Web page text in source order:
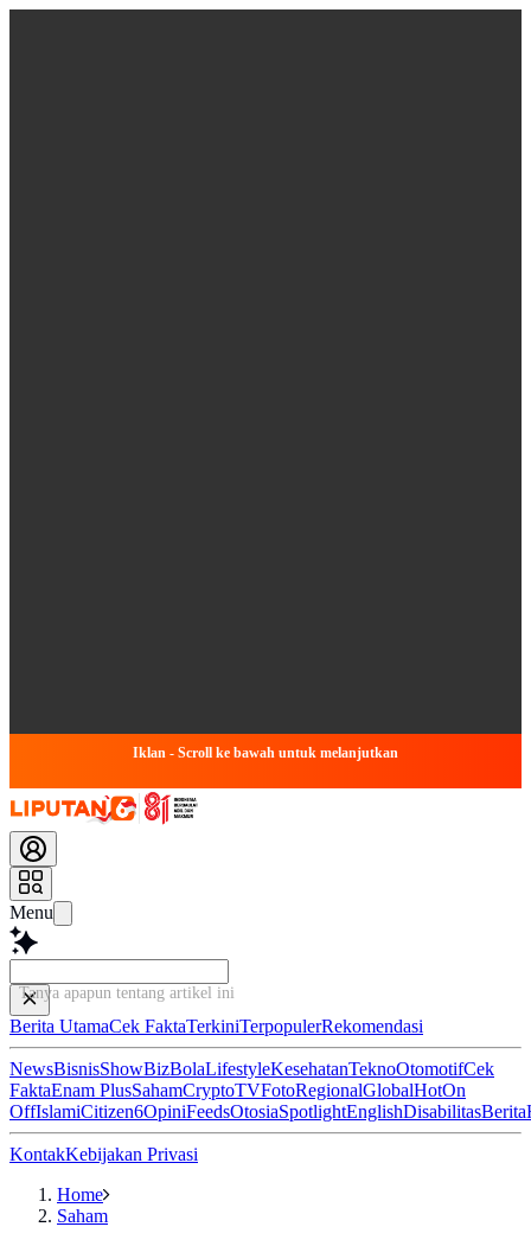
Iklan - Scroll ke bawah untuk melanjutkan
Menu
Tanya apapun tentang artikel ini..
Berita UtamaCek FaktaTerkiniTerpopulerRekomendasi
NewsBisnisShowBizBolaLifestyleKesehatanTeknoOtomotifCek
FaktaEnam PlusSahamCryptoTVFotoRegionalGlobalHotOn
OffIslamiCitizen6OpiniFeedsOtosiaSpotlightEnglishDisabilitasBerita
KontakKebijakan Privasi
Home
Saham